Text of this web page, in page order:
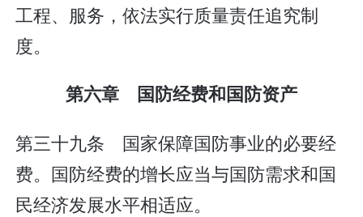
工程、服务，依法实行质量责任追究制
度。
第六章 国防经费和国防资产
第三十九条 国家保障国防事业的必要经
费。国防经费的增长应当与国防需求和国
民经济发展水平相适应。